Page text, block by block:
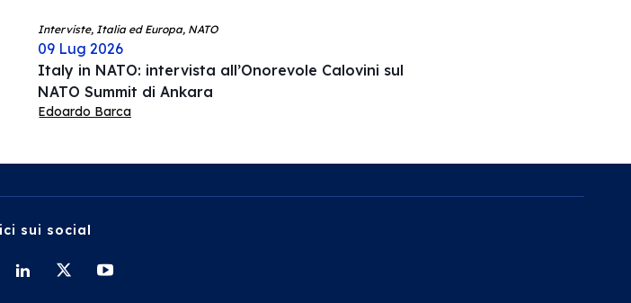
Interviste, Italia ed Europa, NATO
09 Lug 2026
Italy in NATO: intervista all’Onorevole Calovini sul
NATO Summit di Ankara
Edoardo Barca
sui social